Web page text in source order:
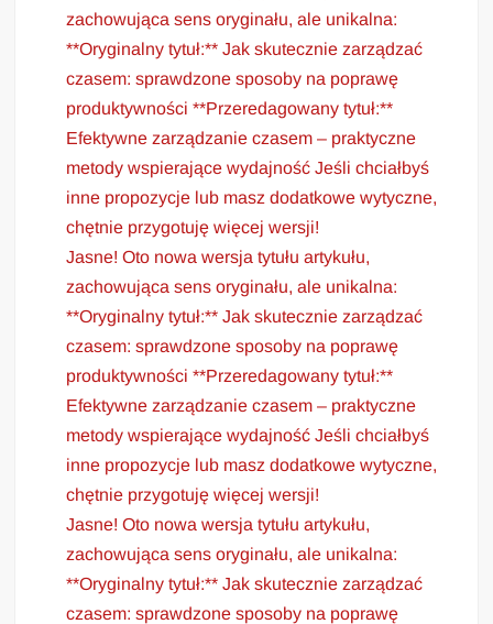
zachowująca sens oryginału, ale unikalna:
**Oryginalny tytuł:** Jak skutecznie zarządzać
czasem: sprawdzone sposoby na poprawę
produktywności **Przeredagowany tytuł:**
Efektywne zarządzanie czasem – praktyczne
metody wspierające wydajność Jeśli chciałbyś
inne propozycje lub masz dodatkowe wytyczne,
chętnie przygotuję więcej wersji!
Jasne! Oto nowa wersja tytułu artykułu,
zachowująca sens oryginału, ale unikalna:
**Oryginalny tytuł:** Jak skutecznie zarządzać
czasem: sprawdzone sposoby na poprawę
produktywności **Przeredagowany tytuł:**
Efektywne zarządzanie czasem – praktyczne
metody wspierające wydajność Jeśli chciałbyś
inne propozycje lub masz dodatkowe wytyczne,
chętnie przygotuję więcej wersji!
Jasne! Oto nowa wersja tytułu artykułu,
zachowująca sens oryginału, ale unikalna:
**Oryginalny tytuł:** Jak skutecznie zarządzać
czasem: sprawdzone sposoby na poprawę